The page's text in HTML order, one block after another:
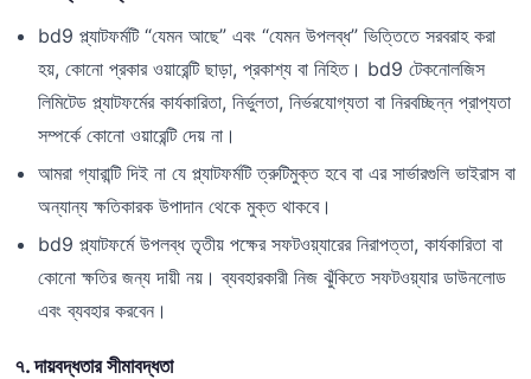
bd9 প্ল্যাটফর্মটি “যেমন আছে” এবং “যেমন উপলব্ধ” ভিত্তিতে সরবরাহ করা
হয়, কোনো প্রকার ওয়ারেন্টি ছাড়া, প্রকাশ্য বা নিহিত। bd9 টেকনোলজিস
লিমিটেড প্ল্যাটফর্মের কার্যকারিতা, নির্ভুলতা, নির্ভরযোগ্যতা বা নিরবচ্ছিন্ন প্রাপ্যতা
সম্পর্কে কোনো ওয়ারেন্টি দেয় না।
আমরা গ্যারান্টি দিই না যে প্ল্যাটফর্মটি ত্রুটিমুক্ত হবে বা এর সার্ভারগুলি ভাইরাস বা
অন্যান্য ক্ষতিকারক উপাদান থেকে মুক্ত থাকবে।
bd9 প্ল্যাটফর্মে উপলব্ধ তৃতীয় পক্ষের সফটওয়্যারের নিরাপত্তা, কার্যকারিতা বা
কোনো ক্ষতির জন্য দায়ী নয়। ব্যবহারকারী নিজ ঝুঁকিতে সফটওয়্যার ডাউনলোড
এবং ব্যবহার করবেন।
৭. দায়বদ্ধতার সীমাবদ্ধতা